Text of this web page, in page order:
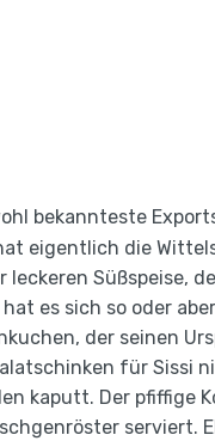
bekannteste
eigentlich die
leckeren Süßspeise,
es sich so oder
der seinen
für Sissi
kaputt. Der pfiffige
serviert.